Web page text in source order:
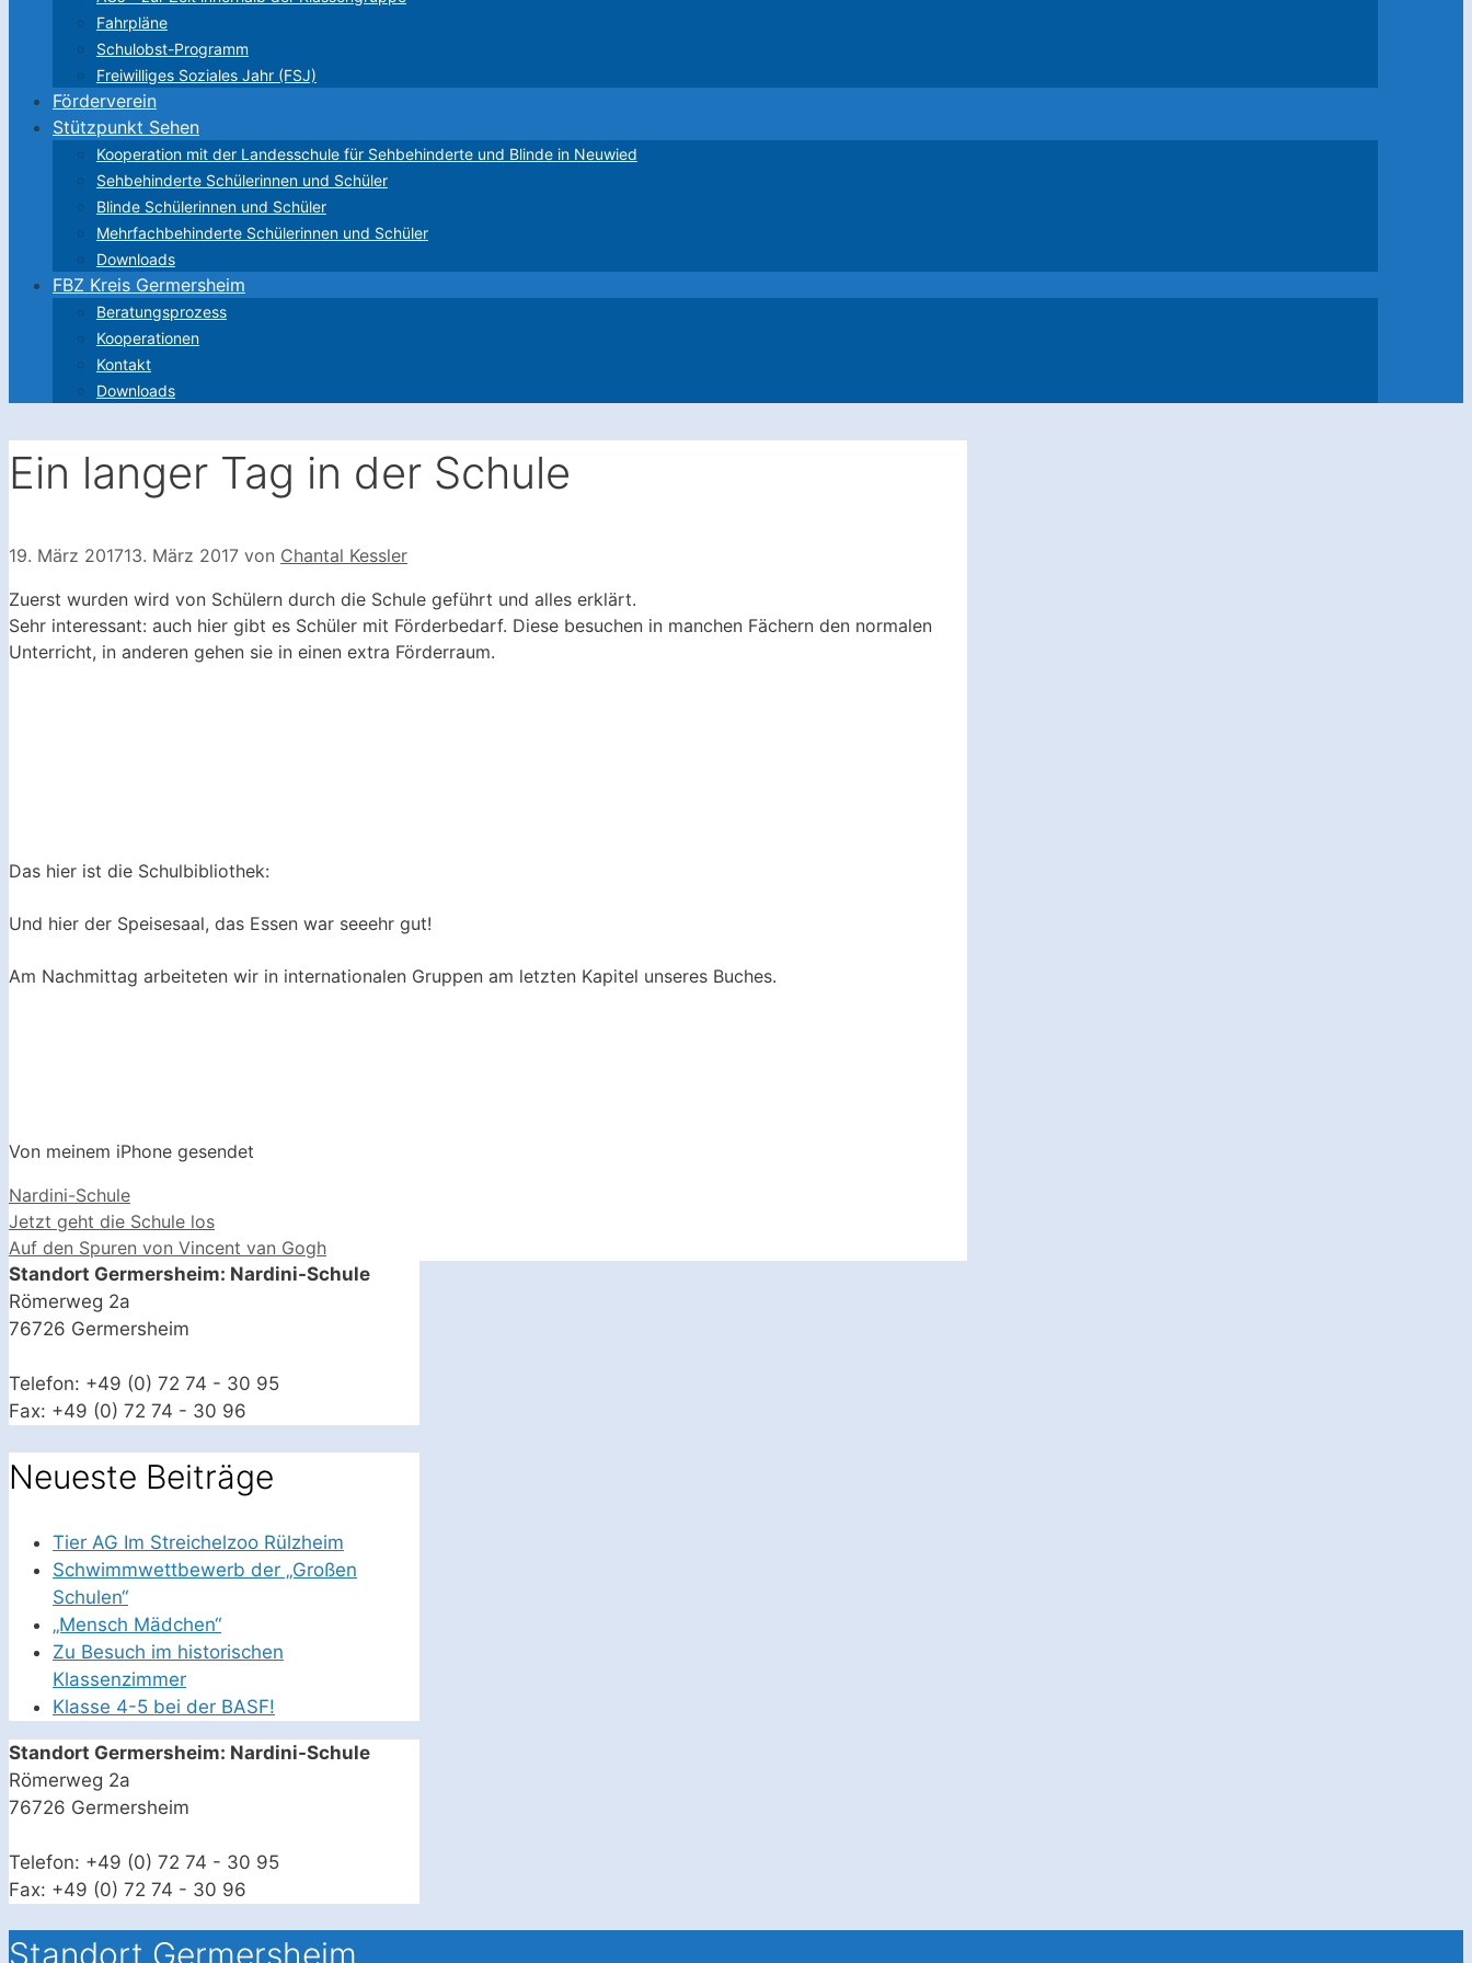
Fahrpläne
Schulobst-Programm
Freiwilliges Soziales Jahr (FSJ)
Förderverein
Stützpunkt Sehen
Kooperation mit der Landesschule für Sehbehinderte und Blinde in Neuwied
Sehbehinderte Schülerinnen und Schüler
Blinde Schülerinnen und Schüler
Mehrfachbehinderte Schülerinnen und Schüler
Downloads
FBZ Kreis Germersheim
Beratungsprozess
Kooperationen
Kontakt
Downloads
Ein langer Tag in der Schule
19. März 201713. März 2017 von Chantal Kessler
Zuerst wurden wird von Schülern durch die Schule geführt und alles erklärt.
Sehr interessant: auch hier gibt es Schüler mit Förderbedarf. Diese besuchen in manchen Fächern den normalen
Unterricht, in anderen gehen sie in einen extra Förderraum.
Das hier ist die Schulbibliothek:
Und hier der Speisesaal, das Essen war seeehr gut!
Am Nachmittag arbeiteten wir in internationalen Gruppen am letzten Kapitel unseres Buches.
Von meinem iPhone gesendet
Kategorien
Nardini-Schule
Jetzt geht die Schule los
Auf den Spuren von Vincent van Gogh
Standort Germersheim: Nardini-Schule
Römerweg 2a
76726 Germersheim
Telefon: +49 (0) 72 74 - 30 95
Fax: +49 (0) 72 74 - 30 96
Neueste Beiträge
Tier AG Im Streichelzoo Rülzheim
Schwimmwettbewerb der „Großen
Schulen“
„Mensch Mädchen“
Zu Besuch im historischen
Klassenzimmer
Klasse 4-5 bei der BASF!
Standort Germersheim: Nardini-Schule
Römerweg 2a
76726 Germersheim
Telefon: +49 (0) 72 74 - 30 95
Fax: +49 (0) 72 74 - 30 96
Standort Germersheim